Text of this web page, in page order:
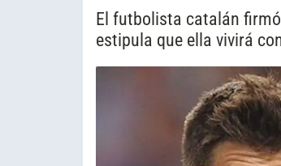
El futbolista catalán
estipula que ella vivirá